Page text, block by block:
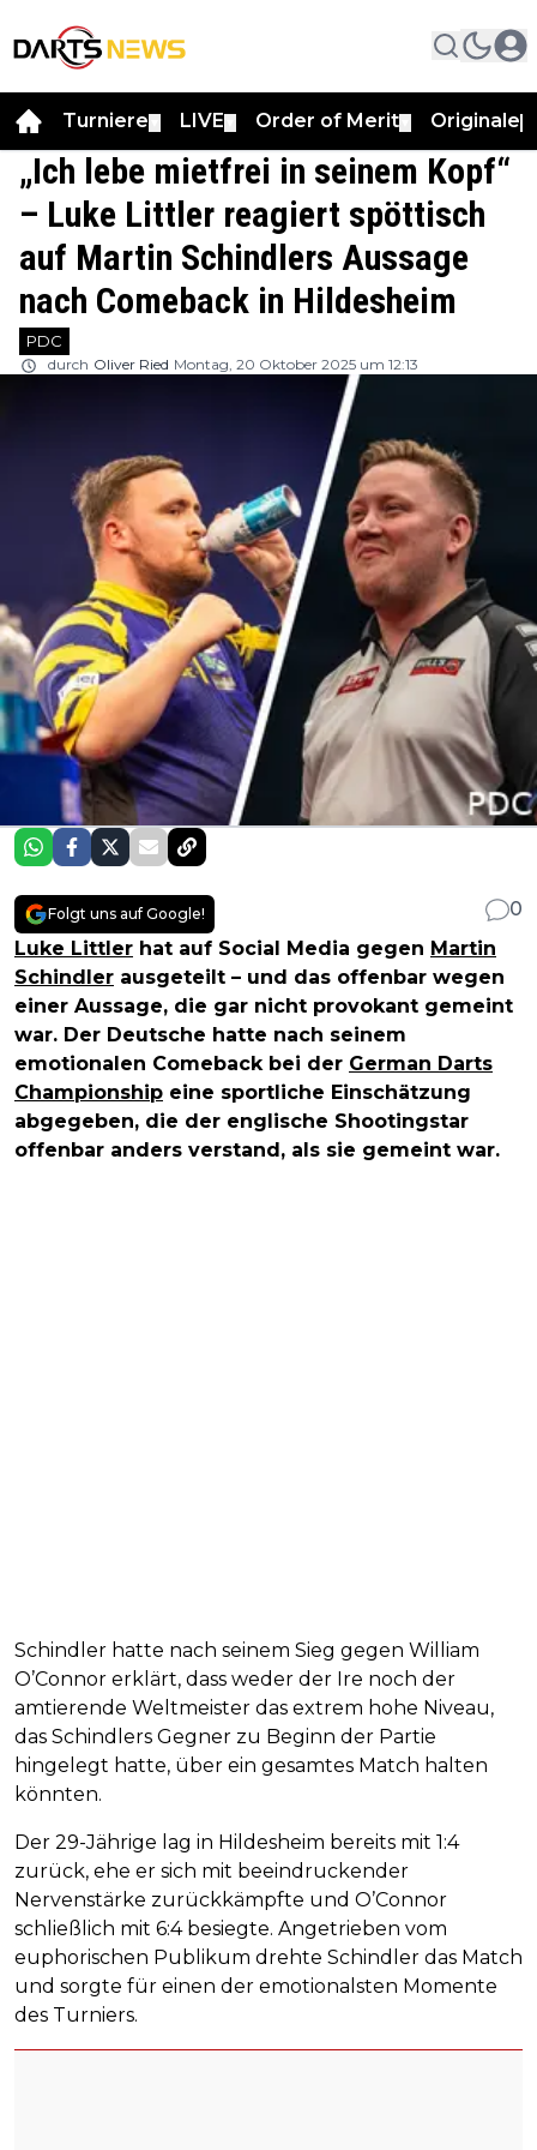
Turniere LIVE Order of Merit Originale
„Ich lebe mietfrei in seinem Kopf“
– Luke Littler reagiert spöttisch
auf Martin Schindlers Aussage
nach Comeback in Hildesheim
PDC
durch Oliver Ried Montag, 20 Oktober 2025 um 12:13
Folgt uns auf Google!
0
Luke Littler hat auf Social Media gegen Martin
Schindler ausgeteilt – und das offenbar wegen
einer Aussage, die gar nicht provokant gemeint
war. Der Deutsche hatte nach seinem
emotionalen Comeback bei der German Darts
Championship eine sportliche Einschätzung
abgegeben, die der englische Shootingstar
offenbar anders verstand, als sie gemeint war.
Schindler hatte nach seinem Sieg gegen William
O’Connor erklärt, dass weder der Ire noch der
amtierende Weltmeister das extrem hohe Niveau,
das Schindlers Gegner zu Beginn der Partie
hingelegt hatte, über ein gesamtes Match halten
könnten.
Der 29-Jährige lag in Hildesheim bereits mit 1:4
zurück, ehe er sich mit beeindruckender
Nervenstärke zurückkämpfte und O’Connor
schließlich mit 6:4 besiegte. Angetrieben vom
euphorischen Publikum drehte Schindler das Match
und sorgte für einen der emotionalsten Momente
des Turniers.